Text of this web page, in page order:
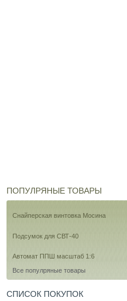
ПОПУЛРЯНЫЕ ТОВАРЫ
Снайперская винтовка Мосина
Подсумок для СВТ-40
Автомат ППШ масштаб 1:6
Все популряные товары
СПИСОК ПОКУПОК